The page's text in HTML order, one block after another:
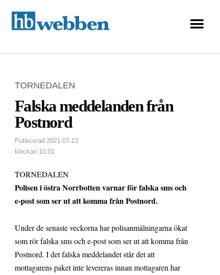
TORNEDALEN
Falska meddelanden från
Postnord
Publicerad 2021-07-13
klockan 10:01
TORNEDALEN
Polisen i östra Norrbotten varnar för falska sms och
e-post som ser ut att komma från Postnord.
Under de senaste veckorna har polisanmälningarna ökat
som rör falska sms och e-post som ser ut att komma från
Postnord. I det falska meddelandet står det att
mottagarens paket inte levereras innan mottagaren har